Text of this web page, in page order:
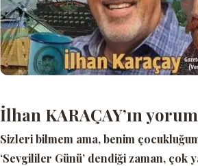
İlhan KARAÇAY’ın
Sizleri bilmem ama, benim
‘Sevgililer Günü’ dendiği zaman, çok